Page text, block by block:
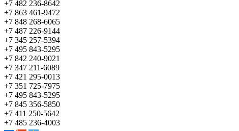
+7 482 236-8642
+7 863 461-9472
+7 848 268-6065
+7 487 226-9144
+7 345 257-5394
+7 495 843-5295
+7 842 240-9021
+7 347 211-6089
+7 421 295-0013
+7 351 725-7975
+7 495 843-5295
+7 845 356-5850
+7 411 250-5642
+7 485 236-4003